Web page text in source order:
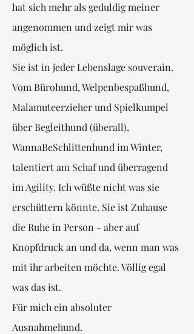
hat sich mehr als geduldig meiner
angenommen und zeigt mir was
möglich ist.
Sie ist in jeder Lebenslage souverain.
Vom Bürohund, Welpenbespaßhund,
Malamuteerzieher und Spielkumpel
über Begleithund (überall),
WannaBeSchlittenhund im Winter,
talentiert am Schaf und überragend
im Agility. Ich wüßte nicht was sie
erschüttern könnte. Sie ist Zuhause
die Ruhe in Person - aber auf
Knopfdruck an und da, wenn man was
mit ihr arbeiten möchte. Völlig egal
was das ist.
Für mich ein absoluter
Ausnahmehund.